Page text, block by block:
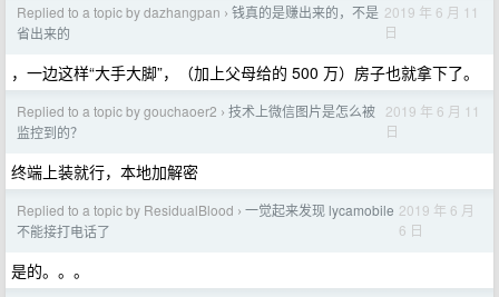
Replied to a topic by dazhangpan › 钱真的是赚出来的，不是
省出来的
2019 年 6 月 11
日
，一边这样“大手大脚”，（加上父母给的 500 万）房子也就拿下了。
Replied to a topic by gouchaoer2 › 技术上微信图片是怎么被
监控到的？
2019 年 6 月 11
日
终端上装就行，本地加解密
Replied to a topic by ResidualBlood › 一觉起来发现 lycamobile
不能接打电话了
2019 年 6 月
6 日
是的。。。